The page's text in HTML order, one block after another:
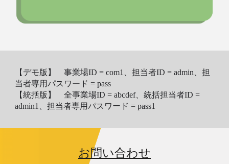
【 デモ版】 事業場ID = com1、担当者ID = admin、担
当者専用パスワード = pass
【統括版】 全事業場ID = abcdef、統括担当者ID =
admin1、担当者専用パスワード = pass1
お問い合わせ